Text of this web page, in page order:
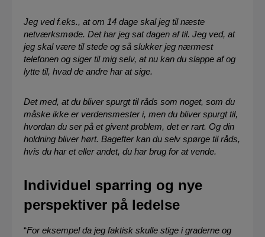
Jeg ved f.eks., at om 14 dage skal jeg til næste
netværksmøde. Det har jeg sat dagen af til. Jeg ved, at
jeg skal være til stede og så slukker jeg nærmest
telefonen og siger til mig selv, at nu kan du slappe af og
lytte til, hvad de andre har at sige.
Det med, at du bliver spurgt til råds som noget, som du
måske ikke er verdensmester i, men du bliver spurgt til,
hvordan du ser på et givent problem, det er rart. Og din
holdning bliver hørt. Bagefter kan du selv spørge til råds,
hvis du har et eller andet, du har brug for at vende.
Individuel sparring og nye
perspektiver på ledelse
“For eksempel da jeg faktisk skulle stige i graderne og